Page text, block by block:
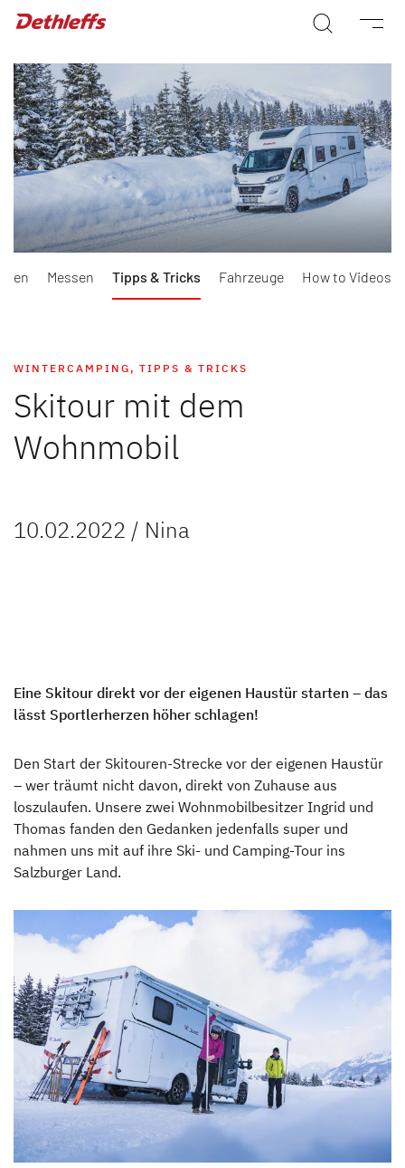
Wohnwagen
Wohnmobile
Camper Vans
Dethleffs Original Zubehör
Service
Reiselust
Unternehmen
Händlersuche
Über uns
Nachhaltigkeit
Campingformen
Messen
Tipps & Tricks
Tipps & Tricks
Wintercamping
Rechtliche Fragen
Frühlingstipps
Sommercamping
Einsteiger Tipps
Messen Tipps & Tricks Fahrzeuge How to Videos
WINTERCAMPING , TIPPS & TRICKS
Skitour mit dem
Wohnmobil
10.02.2022 / Nina
Eine Skitour direkt vor der eigenen Haustür starten – das
lässt Sportlerherzen höher schlagen!
Den Start der Skitouren-Strecke vor der eigenen Haustür
– wer träumt nicht davon, direkt von Zuhause aus
loszulaufen. Unsere zwei Wohnmobilbesitzer Ingrid und
Thomas fanden den Gedanken jedenfalls super und
nahmen uns mit auf ihre Ski- und Camping-Tour ins
Salzburger Land.